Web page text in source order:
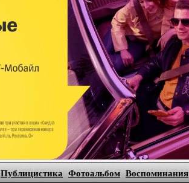
Публицистика Фотоальбом Воспоминания